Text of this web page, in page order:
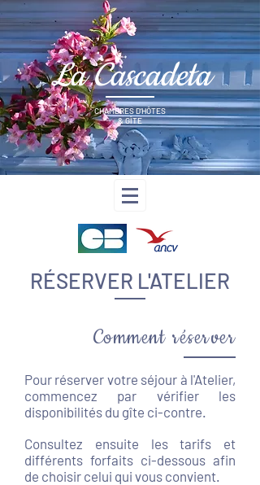
La Cascadeta
CHAMBRES D'HÔTES
& GÎTE
RÉSERVER L'ATELIER
Comment réserver
Pour réserver votre séjour à l'Atelier,
commencez par vérifier les
disponibilités du gîte ci-contre.
Consultez ensuite les tarifs et
différents forfaits ci-dessous afin
de choisir celui qui vous convient.